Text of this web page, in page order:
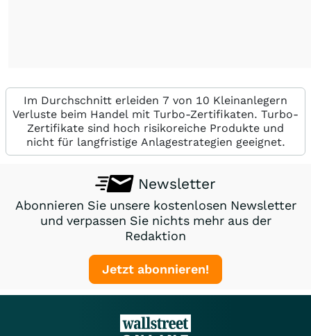
Im Durchschnitt erleiden 7 von 10 Kleinanlegern
Verluste beim Handel mit Turbo-Zertifikaten. Turbo-
Zertifikate sind hoch risikoreiche Produkte und
nicht für langfristige Anlagestrategien geeignet.
Newsletter
Abonnieren Sie unsere kostenlosen Newsletter
und verpassen Sie nichts mehr aus der
Redaktion
Jetzt abonnieren!